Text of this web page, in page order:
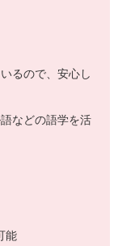
るので、安心し
などの語学を活
能